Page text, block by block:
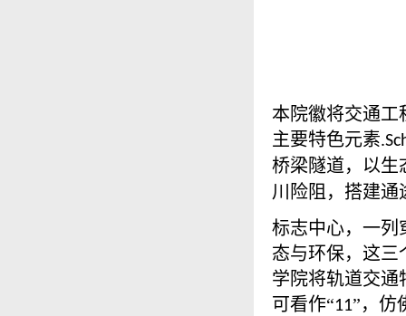
本院徽将交通工
主要特色元素
桥梁隧道，以生
川险阻，搭建通
标志中心，一列
态与环保，这三
学院将轨道交通
可看作“11”，仿